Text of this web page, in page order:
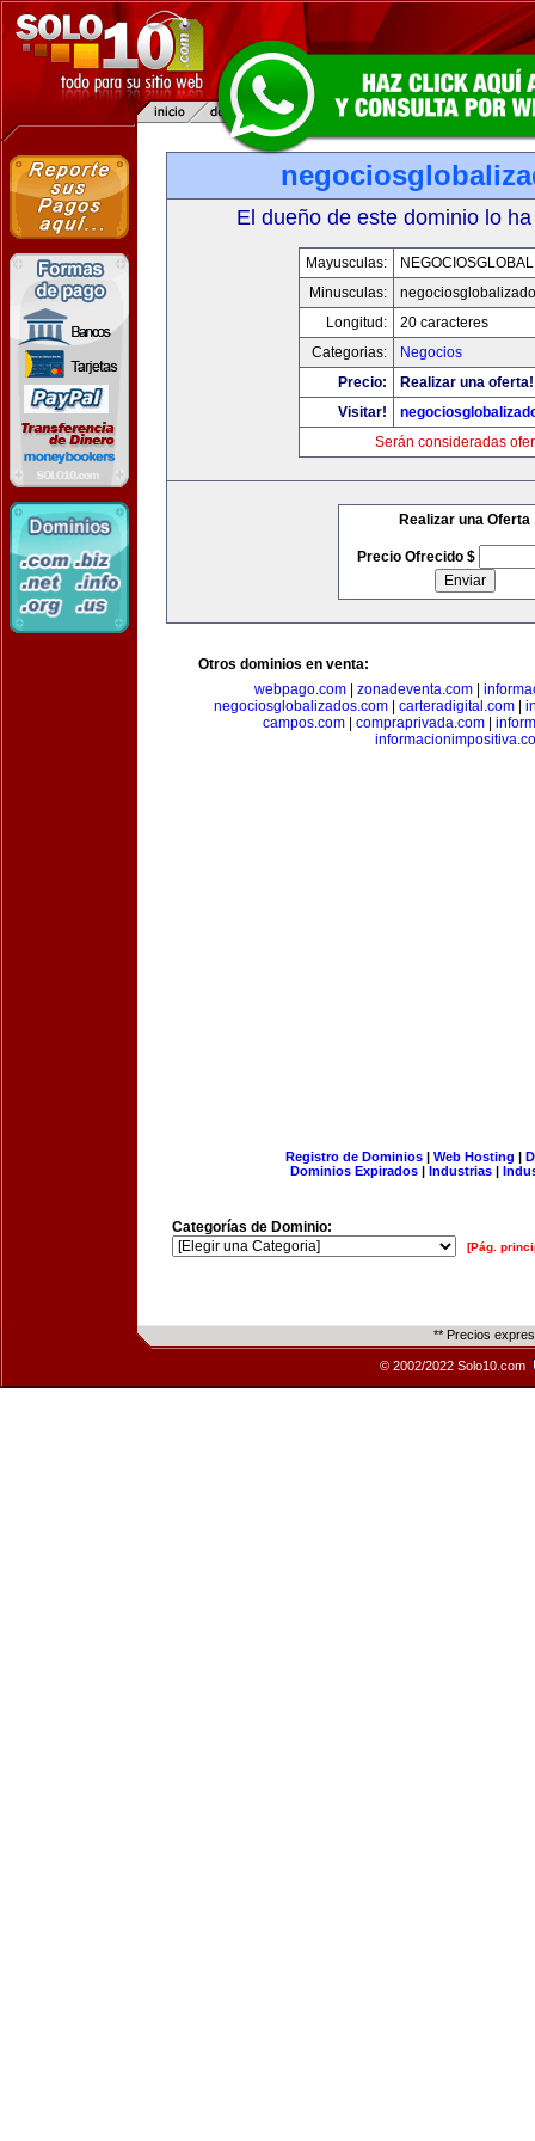
El dueño de este dominio lo
Mayusculas:
Minusculas:
Longitud:
20 caracteres
Categorias:
Negocios
Precio:
Realizar una oferta!
Visitar!
Serán consideradas
Realizar una Oferta
Precio Ofrecido $
Otros dominios en venta:
webpago.com
zonadeventa.com
negociosglobalizados.com
carteradigital.com
campos.com
compraprivada.com
Registro de Dominios| Web Hosting |
Dominios Expirados | Industrias |
Categorías de Dominio:
[Pág.
** Precios
© 2002/2022 Solo10.com